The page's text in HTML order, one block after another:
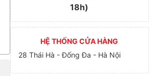
18h)
HỆ THỐNG CỬA HÀNG
28 Thái Hà - Đống Đa - Hà Nội